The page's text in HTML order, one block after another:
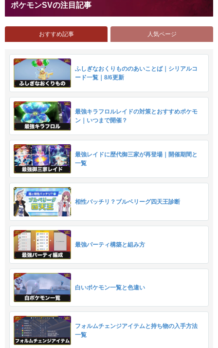
ポケモンSVの注目記事
おすすめ記事 人気ページ
ふしぎなおくりもののあいことば｜シリアルコ
ード一覧｜8/6更新
最強キラフロルレイドの対策とおすすめポケモ
ン｜いつまで開催？
最強レイドに歴代御三家が再登場｜開催期間と
一覧
相性バッチリ？ブルベリーグ四天王診断
最強パーティ構築と組み方
白いポケモン一覧と色違い
フォルムチェンジアイテムと持ち物の入手方法
一覧